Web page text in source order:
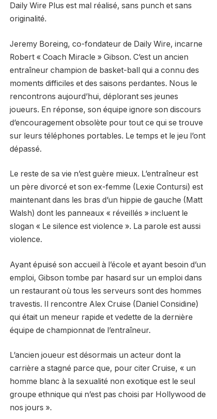
Daily Wire Plus est mal réalisé, sans punch et sans
originalité.
Jeremy Boreing, co-fondateur de Daily Wire, incarne
Robert « Coach Miracle » Gibson. C’est un ancien
entraîneur champion de basket-ball qui a connu des
moments difficiles et des saisons perdantes. Nous le
rencontrons aujourd’hui, déplorant ses jeunes
joueurs. En réponse, son équipe ignore son discours
d’encouragement obsolète pour tout ce qui se trouve
sur leurs téléphones portables. Le temps et le jeu l’ont
dépassé.
Le reste de sa vie n’est guère mieux. L’entraîneur est
un père divorcé et son ex-femme (Lexie Contursi) est
maintenant dans les bras d’un hippie de gauche (Matt
Walsh) dont les panneaux « réveillés » incluent le
slogan « Le silence est violence ». La parole est aussi
violence.
Ayant épuisé son accueil à l’école et ayant besoin d’un
emploi, Gibson tombe par hasard sur un emploi dans
un restaurant où tous les serveurs sont des hommes
travestis. Il rencontre Alex Cruise (Daniel Considine)
qui était un meneur rapide et vedette de la dernière
équipe de championnat de l’entraîneur.
L’ancien joueur est désormais un acteur dont la
carrière a stagné parce que, pour citer Cruise, « un
homme blanc à la sexualité non exotique est le seul
groupe ethnique qui n’est pas choisi par Hollywood de
nos jours ».